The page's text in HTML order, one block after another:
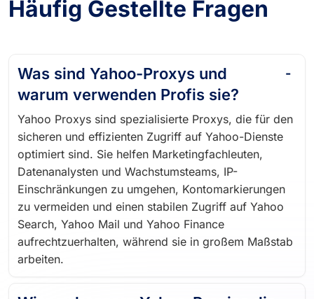
Häufig Gestellte Fragen
Was sind Yahoo-Proxys und
warum verwenden Profis sie?
Yahoo Proxys sind spezialisierte Proxys, die für den
sicheren und effizienten Zugriff auf Yahoo-Dienste
optimiert sind. Sie helfen Marketingfachleuten,
Datenanalysten und Wachstumsteams, IP-
Einschränkungen zu umgehen, Kontomarkierungen
zu vermeiden und einen stabilen Zugriff auf Yahoo
Search, Yahoo Mail und Yahoo Finance
aufrechtzuerhalten, während sie in großem Maßstab
arbeiten.